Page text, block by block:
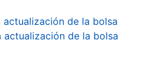
actualización de la bolsa
actualización de la bolsa